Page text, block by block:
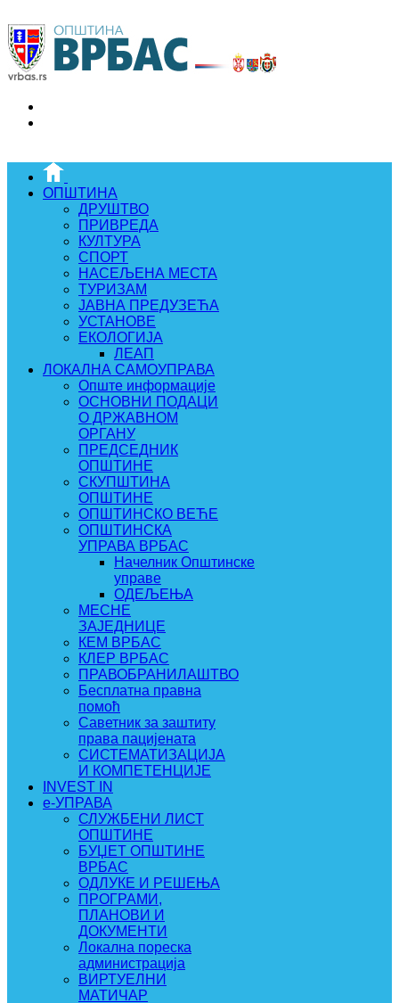
ОПШТИНА
ДРУШТВО
ПРИВРЕДА
КУЛТУРА
СПОРТ
НАСЕЉЕНА МЕСТА
ТУРИЗАМ
ЈАВНА ПРЕДУЗЕЋА
УСТАНОВЕ
ЕКОЛОГИЈА
ЛЕАП
ЛОКАЛНА САМОУПРАВА
Опште информације
ОСНОВНИ ПОДАЦИ
О ДРЖАВНОМ
ОРГАНУ
ПРЕДСЕДНИК
ОПШТИНЕ
СКУПШТИНА
ОПШТИНЕ
ОПШТИНСКО ВЕЋЕ
ОПШТИНСКА
УПРАВА ВРБАС
Начелник Општинске
управе
ОДЕЉЕЊА
МЕСНЕ
ЗАЈЕДНИЦЕ
КЕМ ВРБАС
КЛЕР ВРБАС
ПРАВОБРАНИЛАШТВО
Бесплатна правна
помоћ
Саветник за заштиту
права пацијената
СИСТЕМАТИЗАЦИЈА
И КОМПЕТЕНЦИЈЕ
INVEST IN
e-УПРАВА
СЛУЖБЕНИ ЛИСТ
ОПШТИНЕ
БУЏЕТ ОПШТИНЕ
ВРБАС
ОДЛУКЕ И РЕШЕЊА
ПРОГРАМИ,
ПЛАНОВИ И
ДОКУМЕНТИ
Локална пореска
администрација
ВИРТУЕЛНИ
МАТИЧАР